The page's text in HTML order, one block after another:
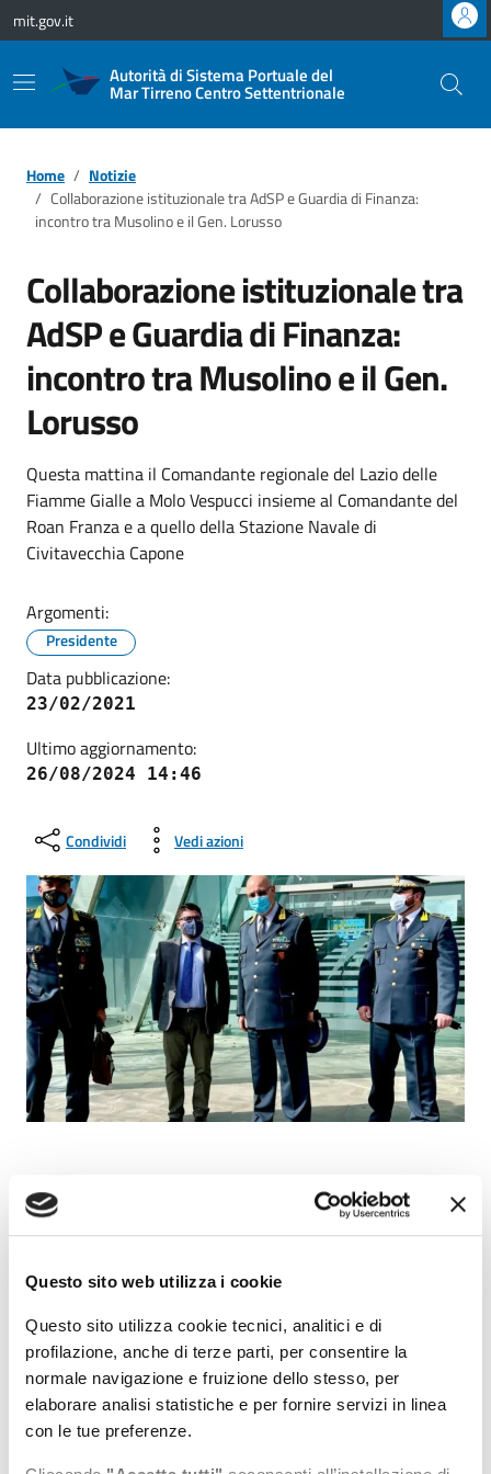
Questo sito web utilizza i cookie
Questo sito utilizza cookie tecnici, analitici e di
profilazione, anche di terze parti, per consentire la
normale navigazione e fruizione dello stesso, per
elaborare analisi statistiche e per fornire servizi in linea
con le tue preferenze.
Vai ai contenuti
Vai al footer
mit.gov.it
Autorità di Sistema Portuale del
Mar Tirreno Centro Settentrionale
Home
Notizie
Collaborazione istituzionale tra AdSP e Guardia di Finanza:
incontro tra Musolino e il Gen. Lorusso
Collaborazione istituzionale tra
AdSP e Guardia di Finanza:
incontro tra Musolino e il Gen.
Lorusso
Questa mattina il Comandante regionale del Lazio delle
Fiamme Gialle a Molo Vespucci insieme al Comandante del
Roan Franza e a quello della Stazione Navale di
Civitavecchia Capone
Argomenti:
Presidente
Data pubblicazione:
23/02/2021
Ultimo aggiornamento:
26/08/2024 14:46
Condividi Vedi azioni
Finanza, Generale di Corpo d'Armata Rosario Lorusso, ha
incontrato questa mattina a Molo Vespucci il Presidente
Musolino.
All'incontro hanno partecipato anche il Comandante
Regionale del ROAN, Colonnello Armando Franza e il
Comandante della Stazione Navale di Civitavecchia,
Maggiore Vincenzo Capone.